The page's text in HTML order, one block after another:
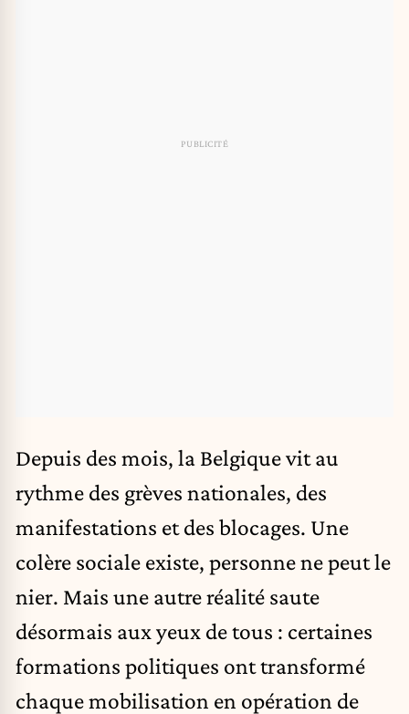
Depuis des mois, la Belgique vit au
rythme des grèves nationales, des
manifestations et des blocages. Une
colère sociale existe, personne ne peut le
nier. Mais une autre réalité saute
désormais aux yeux de tous : certaines
formations politiques ont transformé
chaque mobilisation en opération de